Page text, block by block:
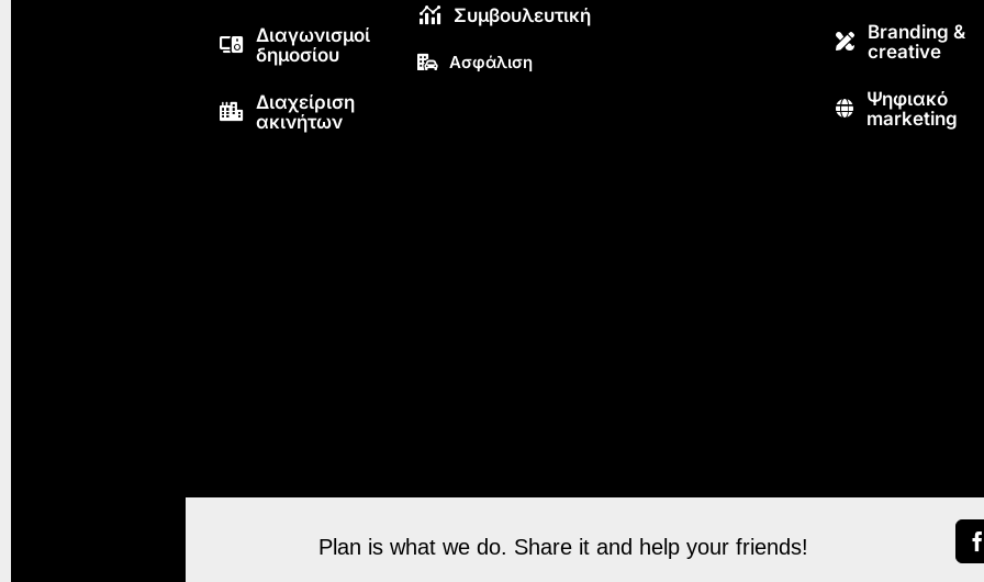
Διαγωνισμοί
δημοσίου
Διαχείριση
ακινήτων
Συμβουλευτική
Ασφάλιση
Branding &
creative
Ψηφιακό
marketing
Plan is what we do. Share it and help your friends!